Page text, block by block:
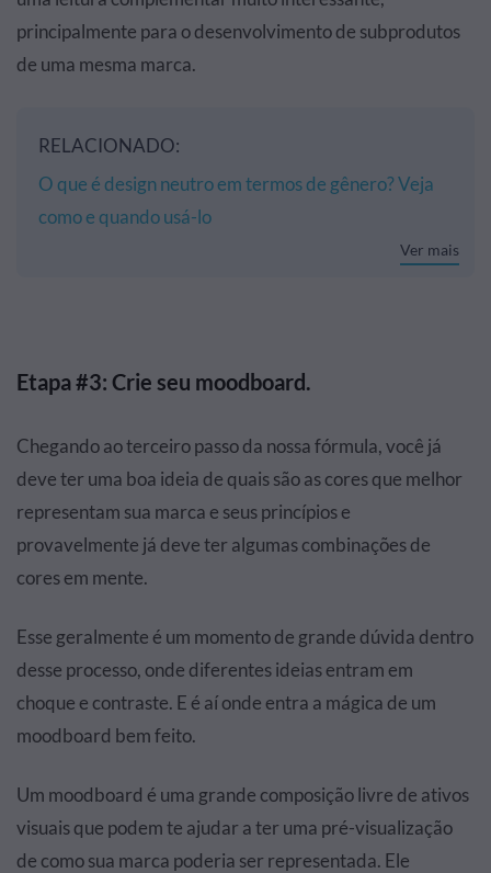
principalmente para o desenvolvimento de subprodutos
de uma mesma marca.
RELACIONADO:
O que é design neutro em termos de gênero? Veja
como e quando usá-lo
Ver mais
Etapa #3: Crie seu moodboard.
Chegando ao terceiro passo da nossa fórmula, você já
deve ter uma boa ideia de quais são as cores que melhor
representam sua marca e seus princípios e
provavelmente já deve ter algumas combinações de
cores em mente.
Esse geralmente é um momento de grande dúvida dentro
desse processo, onde diferentes ideias entram em
choque e contraste. E é aí onde entra a mágica de um
moodboard bem feito.
Um moodboard é uma grande composição livre de ativos
visuais que podem te ajudar a ter uma pré-visualização
de como sua marca poderia ser representada. Ele